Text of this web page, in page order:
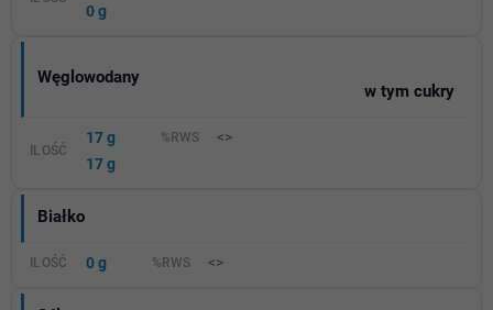
0 g
Węglowodany
w tym cukry
17 g
17 g
<>
Białko
0 g <>